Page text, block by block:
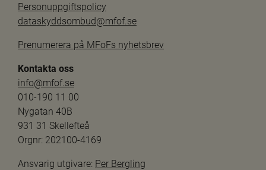
Personuppgiftspolicy
dataskyddsombud@mfof.se
Prenumerera på MFoFs nyhetsbrev
Kontakta oss
info@mfof.se
010-190 11 00
Nygatan 40B
931 31 Skellefteå
Orgnr: 202100-4169
Ansvarig utgivare: Per Bergling